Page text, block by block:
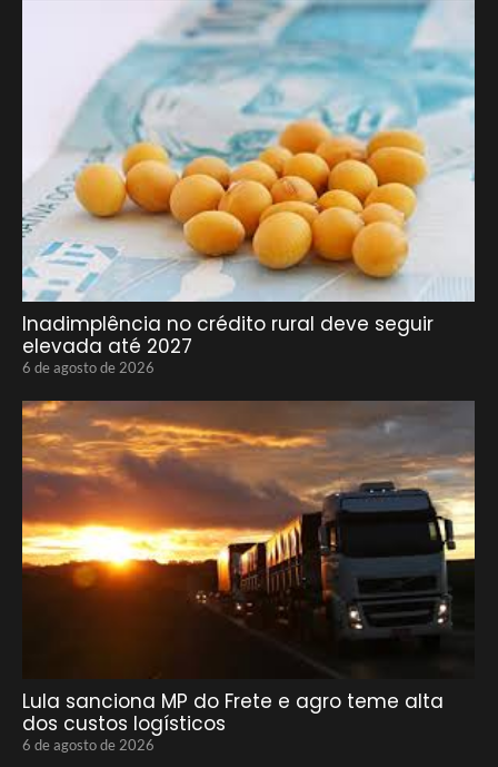
Inadimplência no crédito rural deve seguir
elevada até 2027
6 de agosto de 2026
Lula sanciona MP do Frete e agro teme alta
dos custos logísticos
6 de agosto de 2026